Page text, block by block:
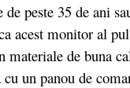
peste 35 de ani
acest monitor al
de buna
un panou de